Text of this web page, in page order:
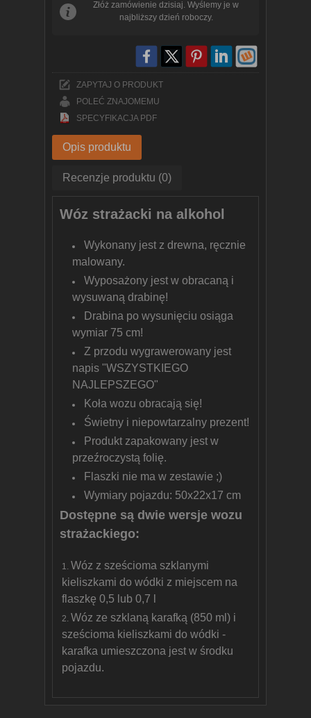
Złóż zamówienie dzisiaj. Wyślemy je w
najbliższy dzień roboczy.
ZAPYTAJ O PRODUKT
POLEĆ ZNAJOMEMU
SPECYFIKACJA PDF
Opis produktu
Recenzje produktu (0)
Wóz strażacki na alkohol
Wykonany jest z drewna, ręcznie
malowany.
Wyposażony jest w obracaną i
wysuwaną drabinę!
Drabina po wysunięciu osiąga
wymiar 75 cm!
Z przodu wygrawerowany jest
napis "WSZYSTKIEGO
NAJLEPSZEGO"
Koła wozu obracają się!
Świetny i niepowtarzalny prezent!
Produkt zapakowany jest w
przeźroczystą folię.
Flaszki nie ma w zestawie ;)
Wymiary pojazdu: 50x22x17 cm
Dostępne są dwie wersje wozu
strażackiego:
Wóz z sześcioma szklanymi
kieliszkami do wódki z miejscem na
flaszkę 0,5 lub 0,7 l
Wóz ze szklaną karafką (850 ml) i
sześcioma kieliszkami do wódki -
karafka umieszczona jest w środku
pojazdu.